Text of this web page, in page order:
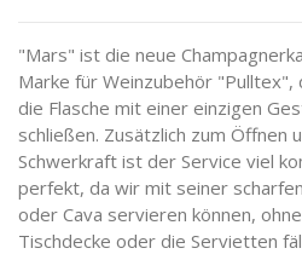
"Mars" ist die neue
Marke für Weinzubehör "Pulltex",
die Flasche mit einer einzigen
schließen. Zusätzlich zum Öffnen
Schwerkraft ist der Service viel
perfekt, da wir mit seiner
oder Cava servieren können,
Tischdecke oder die Servietten